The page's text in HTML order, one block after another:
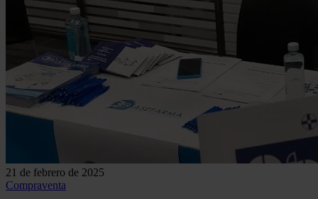
21 de febrero de 2025
Compraventa